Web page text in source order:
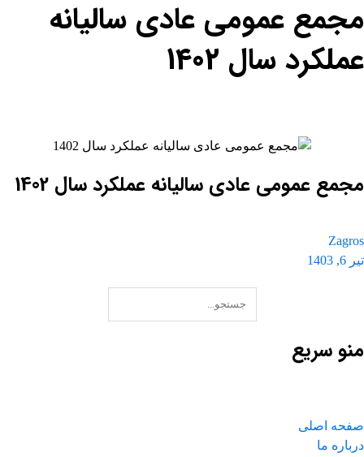
مجمع عمومی عادی سالیانه
عملکرد سال 1402
مجمع عمومی عادی سالیانه عملکرد سال 1402
Zagros
تیر 6, 1403
منو سریع
صفحه اصلی
درباره ما